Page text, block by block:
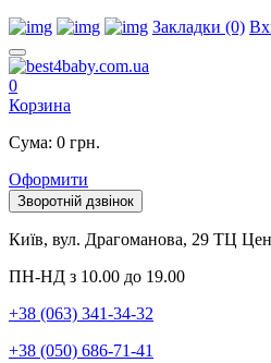
Закладки (0)
0
Корзина
Сума: 0 грн.
Оформити
Зворотній дзвінок
Київ, вул. Драгоманова, 29 ТЦ
ПН-НД з 10.00 до 19.00
+38 (063) 341-34-32
+38 (050) 686-71-41